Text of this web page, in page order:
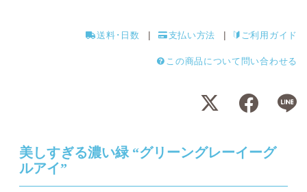
送料･日数 支払い方法 ご利用ガイド
この商品について問い合わせる
美しすぎる濃い緑 “グリーングレーイーグ
ルアイ”